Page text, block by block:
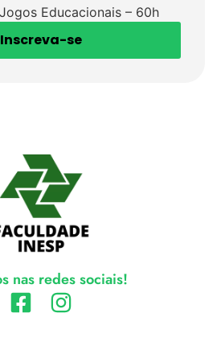
Educacionais – 60h
Inscreva-se
nas redes sociais!